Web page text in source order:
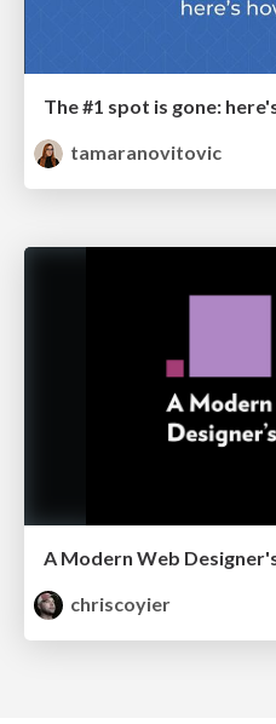
The #1 spot is gone:
tamaranovitovic
A Modern Web
chriscoyier